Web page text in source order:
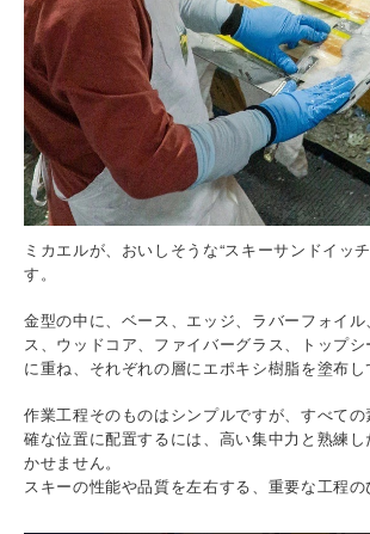
ミカエルが、おいしそうな“スキーサンドイッ
す。
金型の中に、ベース、エッジ、ラバーフォイ
ス、ウッドコア、ファイバーグラス、トップ
に重ね、それぞれの層にエポキシ樹脂を塗布し
作業工程そのものはシンプルですが、すべて
確な位置に配置するには、高い集中力と熟練
かせません。
スキーの性能や品質を左右する、重要な工程の